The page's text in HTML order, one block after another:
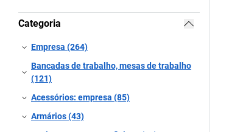
Categoria
Empresa (264)
Bancadas de trabalho, mesas de trabalho
(121)
Acessórios: empresa (85)
Armários (43)